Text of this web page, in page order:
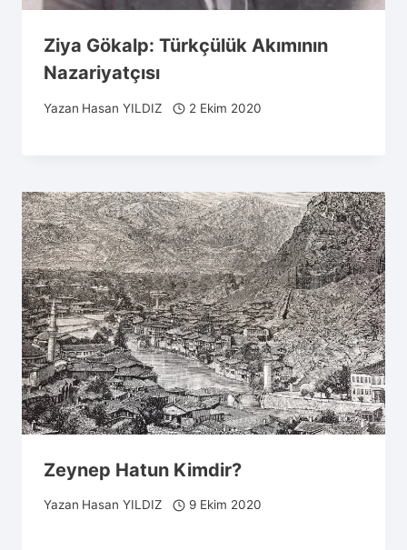
Ziya Gökalp: Türkçülük Akımının
Nazariyatçısı
Yazan Hasan YILDIZ 2 Ekim 2020
Zeynep Hatun Kimdir?
Yazan Hasan YILDIZ 9 Ekim 2020